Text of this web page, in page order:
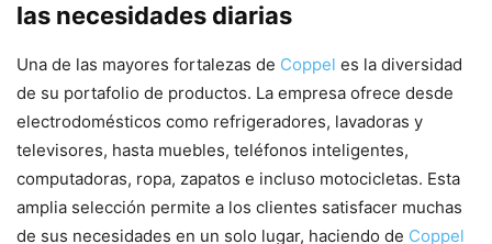
las necesidades diarias
Una de las mayores fortalezas de Coppel es la diversidad
de su portafolio de productos. La empresa ofrece desde
electrodomésticos como refrigeradores, lavadoras y
televisores, hasta muebles, teléfonos inteligentes,
computadoras, ropa, zapatos e incluso motocicletas. Esta
amplia selección permite a los clientes satisfacer muchas
de sus necesidades en un solo lugar, haciendo de Coppel